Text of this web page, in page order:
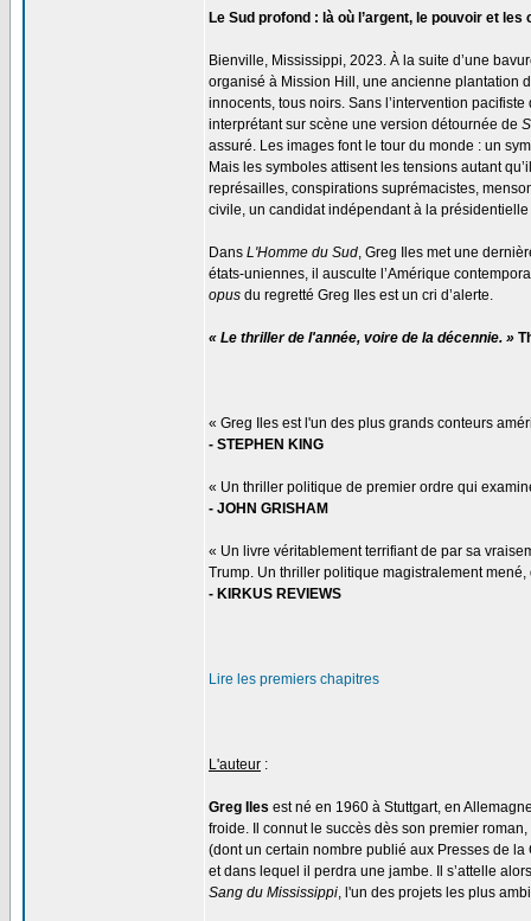
Le Sud profond : là où l’argent, le pouvoir et
Bienville, Mississippi, 2023. À la suite d’une
organisé à Mission Hill, une ancienne plantation
innocents, tous noirs. Sans l’intervention
interprétant sur scène une version détournée de
assuré. Les images font le tour du monde : un
Mais les symboles attisent les tensions autant
représailles, conspirations suprémacistes,
civile, un candidat indépendant à la
Dans L'Homme du Sud, Greg Iles met une
états-uniennes, il ausculte l’Amérique
opus du regretté Greg Iles est un cri d’alerte.
« Le thriller de l'année, voire de la décennie. »
« Greg Iles est l'un des plus grands conteurs
- STEPHEN KING
« Un thriller politique de premier ordre qui
- JOHN GRISHAM
« Un livre véritablement terrifiant de par sa
Trump. Un thriller politique magistralement
- KIRKUS REVIEWS
Lire les premiers chapitres
L'auteur :
Greg Iles est né en 1960 à Stuttgart, en
froide. Il connut le succès dès son premier
(dont un certain nombre publié aux Presses de
et dans lequel il perdra une jambe. Il s’attelle
Sang du Mississippi, l'un des projets les plus